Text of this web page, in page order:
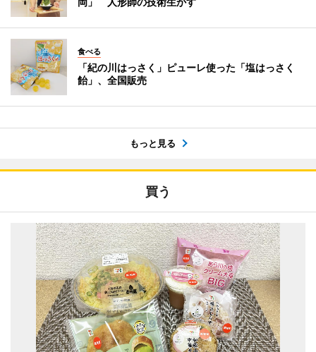
食べる
「紀の川はっさく」ピューレ使った「塩はっさく
飴」、全国販売
もっと見る
買う